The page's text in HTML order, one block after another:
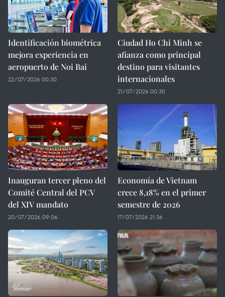
Identificación biométrica
mejora experiencia en
aeropuerto de Noi Bai
22/07/2026 00:30
Ciudad Ho Chi Minh se
afianza como principal
destino para visitantes
internacionales
21/07/2026 00:30
Inauguran tercer pleno del
Comité Central del PCV
del XIV mandato
20/07/2026 09:06
Economía de Vietnam
crece 8,18% en el primer
semestre de 2026
17/07/2026 21:36